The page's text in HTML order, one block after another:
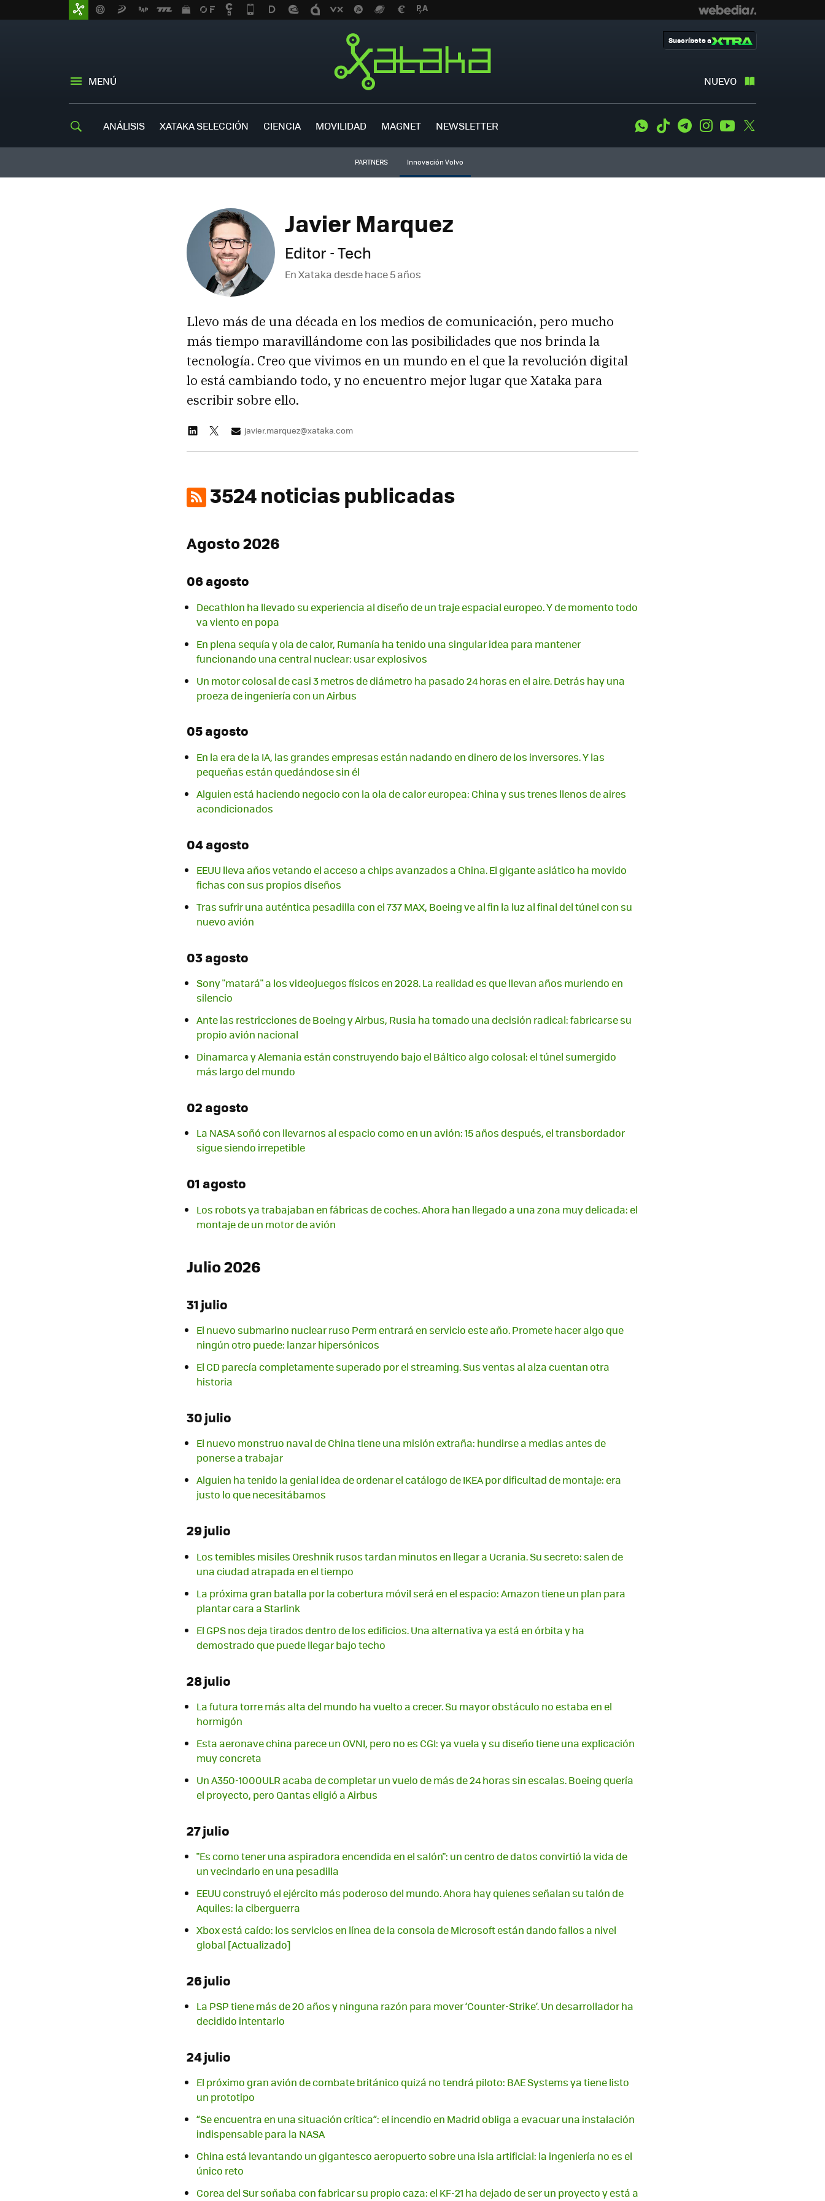
MENÚ NUEVO
Suscríbete a
ANÁLISIS XATAKA SELECCIÓN CIENCIA MOVILIDAD MAGNET NEWSLETTER WhatsApp
Tiktok TelegramInstagramYoutube
PARTNERS Innovación Volvo
Javier Marquez
Editor - Tech
En Xataka desdehace 5 años
Llevo más de una década en los medios de comunicación, pero mucho
más tiempo maravillándome con las posibilidades que nos brinda la
tecnología. Creo que vivimos en un mundo en el que la revolución digital
lo está cambiando todo, y no encuentro mejor lugar que Xataka para
escribir sobre ello.
javier.marquez@xataka.com
3524 noticias publicadas
Agosto 2026
06 agosto
Decathlon ha llevado su experiencia al diseño de un traje espacial europeo. Y de momento todo
va viento en popa
En plena sequía y ola de calor, Rumanía ha tenido una singular idea para mantener
funcionando una central nuclear: usar explosivos
Un motor colosal de casi 3 metros de diámetro ha pasado 24 horas en el aire. Detrás hay una
proeza de ingeniería con un Airbus
05 agosto
En la era de la IA, las grandes empresas están nadando en dinero de los inversores. Y las
pequeñas están quedándose sin él
Alguien está haciendo negocio con la ola de calor europea: China y sus trenes llenos de aires
acondicionados
04 agosto
EEUU lleva años vetando el acceso a chips avanzados a China. El gigante asiático ha movido
fichas con sus propios diseños
Tras sufrir una auténtica pesadilla con el 737 MAX, Boeing ve al fin la luz al final del túnel con su
nuevo avión
03 agosto
Sony "matará" a los videojuegos físicos en 2028. La realidad es que llevan años muriendo en
silencio
Ante las restricciones de Boeing y Airbus, Rusia ha tomado una decisión radical: fabricarse su
propio avión nacional
Dinamarca y Alemania están construyendo bajo el Báltico algo colosal: el túnel sumergido
más largo del mundo
02 agosto
La NASA soñó con llevarnos al espacio como en un avión: 15 años después, el transbordador
sigue siendo irrepetible
01 agosto
Los robots ya trabajaban en fábricas de coches. Ahora han llegado a una zona muy delicada: el
montaje de un motor de avión
Julio 2026
31 julio
El nuevo submarino nuclear ruso Perm entrará en servicio este año. Promete hacer algo que
ningún otro puede: lanzar hipersónicos
El CD parecía completamente superado por el streaming. Sus ventas al alza cuentan otra
historia
30 julio
El nuevo monstruo naval de China tiene una misión extraña: hundirse a medias antes de
ponerse a trabajar
Alguien ha tenido la genial idea de ordenar el catálogo de IKEA por dificultad de montaje: era
justo lo que necesitábamos
29 julio
Los temibles misiles Oreshnik rusos tardan minutos en llegar a Ucrania. Su secreto: salen de
una ciudad atrapada en el tiempo
La próxima gran batalla por la cobertura móvil será en el espacio: Amazon tiene un plan para
plantar cara a Starlink
El GPS nos deja tirados dentro de los edificios. Una alternativa ya está en órbita y ha
demostrado que puede llegar bajo techo
28 julio
La futura torre más alta del mundo ha vuelto a crecer. Su mayor obstáculo no estaba en el
hormigón
Esta aeronave china parece un OVNI, pero no es CGI: ya vuela y su diseño tiene una explicación
muy concreta
Un A350-1000ULR acaba de completar un vuelo de más de 24 horas sin escalas. Boeing quería
el proyecto, pero Qantas eligió a Airbus
27 julio
"Es como tener una aspiradora encendida en el salón": un centro de datos convirtió la vida de
un vecindario en una pesadilla
EEUU construyó el ejército más poderoso del mundo. Ahora hay quienes señalan su talón de
Aquiles: la ciberguerra
Xbox está caído: los servicios en línea de la consola de Microsoft están dando fallos a nivel
global [Actualizado]
26 julio
La PSP tiene más de 20 años y ninguna razón para mover ‘Counter-Strike’. Un desarrollador ha
decidido intentarlo
24 julio
El próximo gran avión de combate británico quizá no tendrá piloto: BAE Systems ya tiene listo
un prototipo
“Se encuentra en una situación crítica”: el incendio en Madrid obliga a evacuar una instalación
indispensable para la NASA
China está levantando un gigantesco aeropuerto sobre una isla artificial: la ingeniería no es el
único reto
Corea del Sur soñaba con fabricar su propio caza: el KF-21 ha dejado de ser un proyecto y está a